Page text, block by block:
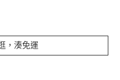
，湊免運